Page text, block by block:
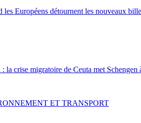
les Européens détournent les nouveaux
: la crise migratoire de Ceuta met Schengen
ET TRANSPORT